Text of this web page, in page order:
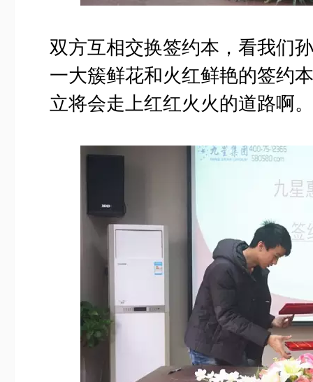
双方互相交换签约本，看我们
一大簇鲜花和火红鲜艳的签约
立将会走上红红火火的道路啊。